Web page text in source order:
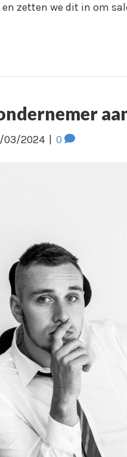
zetten we dit in om
03/2024 0